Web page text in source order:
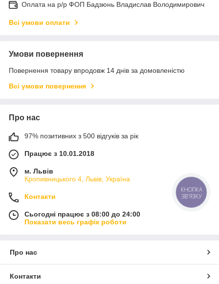
Оплата на р/р ФОП Бадзюнь Владислав Володимирович
Всі умови оплати
Умови повернення
Повернення товару впродовж 14 днів за домовленістю
Всі умови повернення
Про нас
97% позитивних з 500 відгуків за рік
Працює з 10.01.2018
м. Львів
Кропивницького 4, Львів, Україна
Контакти
Сьогодні працює з 08:00 до 24:00
Показати весь графік роботи
Про нас
Контакти
КНОПКА
ЗВ'ЯЗКУ